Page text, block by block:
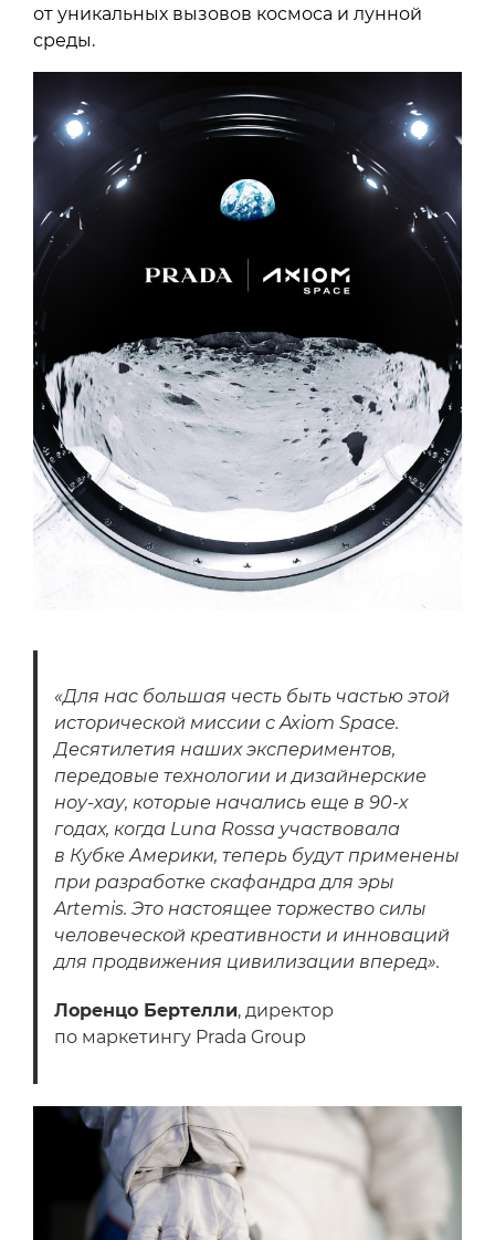
от уникальных вызовов космоса и лунной
среды.
«Для нас большая честь быть частью этой
исторической миссии с Axiom Space.
Десятилетия наших экспериментов,
передовые технологии и дизайнерские
ноу-хау, которые начались еще в 90-х
годах, когда Luna Rossa участвовала
в Кубке Америки, теперь будут применены
при разработке скафандра для эры
Artemis. Это настоящее торжество силы
человеческой креативности и инноваций
для продвижения цивилизации вперед».
Лоренцо Бертелли, директор
по маркетингу Prada Group